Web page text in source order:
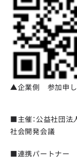
▲企業側 参加申し
■主催：公益社団法
社会開発会議
■連携パートナー